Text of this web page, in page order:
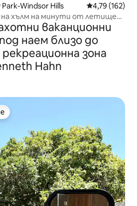
Windsor Hills Средна
4,79 (162)
хълм на минути от летище
ваканционни
наем близо до
зона
Hahn
на гостите